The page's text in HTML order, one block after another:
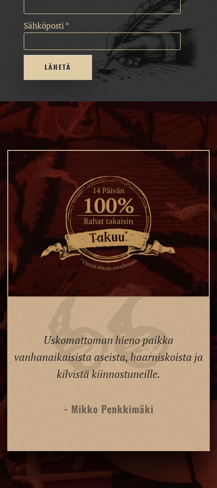
Sähköposti*
Uskomattoman hieno paikka
vanhanaikaisista aseista, haarniskoista ja
kilvistä kiinnostuneille.
- Mikko Penkkimäki